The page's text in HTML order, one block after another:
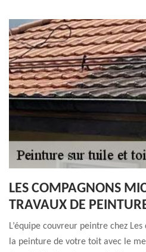
LES COMPAGNONS
TRAVAUX DE
L’équipe couvreur peintre chez
la peinture de votre toit avec le